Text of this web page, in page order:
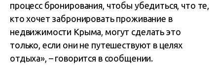
процесс бронирования, чтобы убедиться, что те,
кто хочет забронировать проживание в
недвижимости Крыма, могут сделать это
только, если они не путешествуют в целях
отдыха», – говорится в сообщении.